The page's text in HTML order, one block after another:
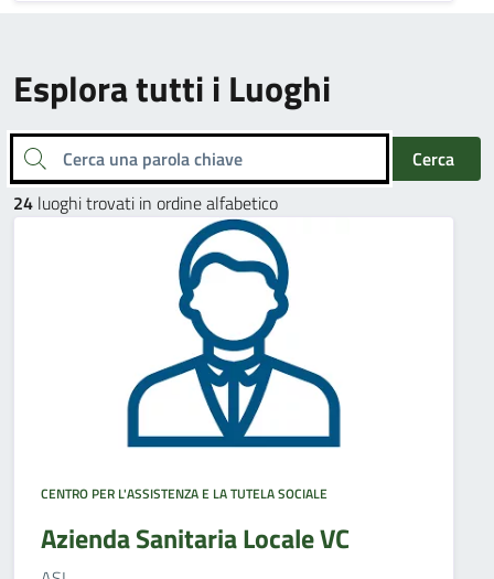
Esplora tutti i Luoghi
Cerca una parola chiave
Cerca
24 luoghi trovati in ordine alfabetico
CENTRO PER L'ASSISTENZA E LA TUTELA SOCIALE
Azienda Sanitaria Locale VC